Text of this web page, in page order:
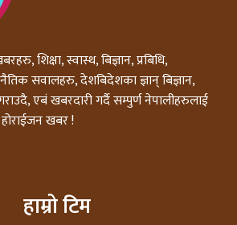
खबरहरु, शिक्षा, स्वास्थ, बिज्ञान, प्रबिधि,
सवालहरु, देशबिदेशका ज्ञान् बिज्ञान,
एबं खबरदारी गर्दै सम्पुर्ण नेपालीहरुलाई
खबर !
हाम्रो टिम